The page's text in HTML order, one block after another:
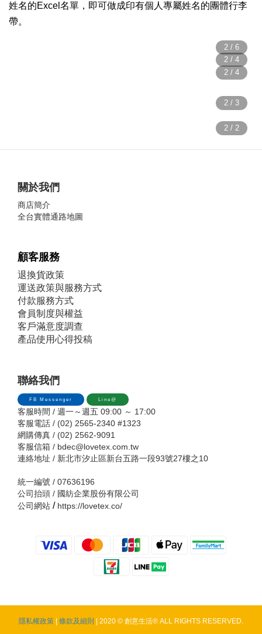
姓名的Excel名單，即可做成印有個人專屬姓名的團體行李
帶。
關於我們
商店簡介
全台實體通路地圖
顧客服務
退換貨政策
運送政策與服務方式
付款服務方式
會員制度與權益
客戶滿意度調查
產品使用心得投稿
聯絡我們
FB Messenger Line@
客服時間 / 週一～週五 09:00 ～ 17:00
客服電話 / (02) 2565-2340 #1323
網購傳真 / (02) 2562-9091
客服信箱 / bdec@lovetex.com.tw
連絡地址 / 新北市汐止區新台五路一段93號27樓之10
統一編號 / 07636196
公司抬頭 / 國紡企業股份有限公司
公司網站 / https://lovetex.co/
隱私權政策 條款及細則 | 2020 © 創意生活® ALL RIGHTS RESERVED.